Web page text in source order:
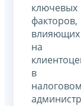
ключевых
факторов,
влияющих
на
в
налоговом